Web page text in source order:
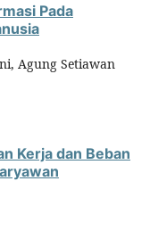
Pada
Agung Setiawan
Kerja dan Beban